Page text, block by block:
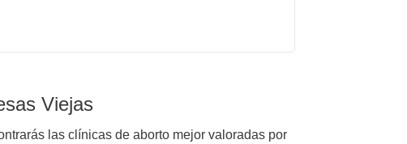
Viejas
las clínicas de aborto mejor valoradas por